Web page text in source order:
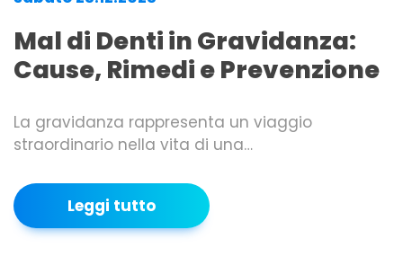
Mal di Denti in Gravidanza:
Cause, Rimedi e Prevenzione
La gravidanza rappresenta un viaggio
straordinario nella vita di una…
Leggi tutto